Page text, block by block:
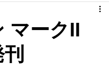
マークII